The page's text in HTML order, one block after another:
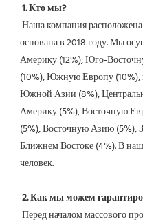
1. Кто мы?
основана в 2018 году. Мы
Америку (12%), Юго-
(10%), Южную Европу (10%),
Южной Азии (8%),
Америку (5%), Восточную
(5%), Восточную Азию (5%),
Ближнем Востоке (4%). В
человек.
2. Как мы можем